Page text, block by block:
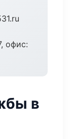
офис:
в